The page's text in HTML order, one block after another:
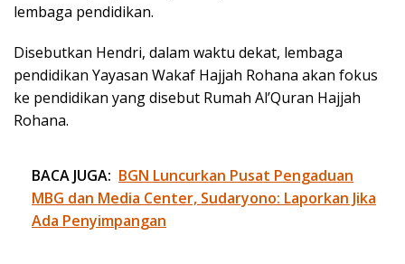
lembaga pendidikan.
Disebutkan Hendri, dalam waktu dekat, lembaga
pendidikan Yayasan Wakaf Hajjah Rohana akan fokus
ke pendidikan yang disebut Rumah Al’Quran Hajjah
Rohana.
BACA JUGA: BGN Luncurkan Pusat Pengaduan
MBG dan Media Center, Sudaryono: Laporkan Jika
Ada Penyimpangan